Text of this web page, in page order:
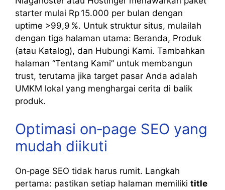
starter mulai Rp 15.000 per bulan dengan
uptime >99,9 %. Untuk struktur situs, mulailah
dengan tiga halaman utama: Beranda, Produk
(atau Katalog), dan Hubungi Kami. Tambahkan
halaman “Tentang Kami” untuk membangun
trust, terutama jika target pasar Anda adalah
UMKM lokal yang menghargai cerita di balik
produk.
Optimasi on‑page SEO yang
mudah diikuti
On‑page SEO tidak harus rumit. Langkah
pertama: pastikan setiap halaman memiliki title